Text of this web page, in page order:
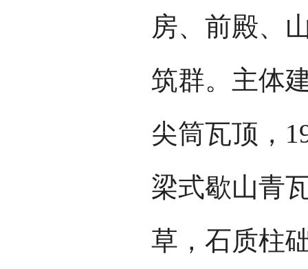
房、前殿、
筑群。主体
尖筒瓦顶，
梁式歇山青
草，石质柱